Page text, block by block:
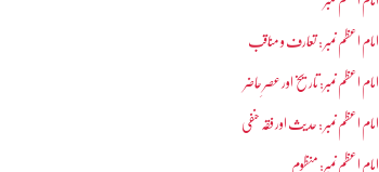
امام اعظم نمبر : تعارف و مناقب
امام اعظم نمبر: تاریخ اور عصرِ حاضر
امام اعظم نمبر : حدیث اور فقہ حنفی
امام اعظم نمبر: منظوم